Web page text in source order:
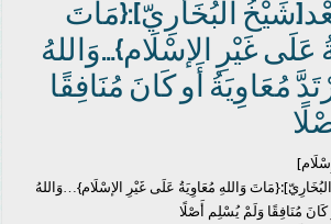
البُخَارِيّ]:{مَاتَ
عَلَى غَيْرِ الإسْلَام}…وَاللهُ
مُعَاوِيَةُ أَو كَانَ مُنَافِقًا
وَاللهِ مُعَاوِيَةُ عَلَى غَيْرِ الإسْلَام}…وَاللهُ
كَانَ مُنَافِقًا وَلَمْ يُسْلِم أَصْلًا